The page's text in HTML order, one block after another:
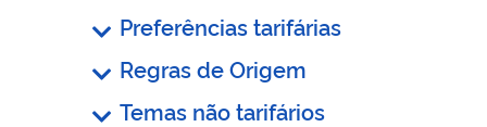
Preferências tarifárias
Regras de Origem
Temas não tarifários